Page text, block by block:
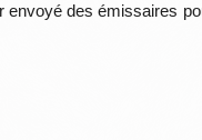
des émissaires